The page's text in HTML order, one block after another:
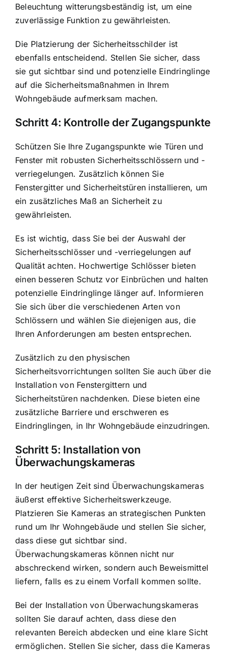
Beleuchtung witterungsbeständig ist, um eine
zuverlässige Funktion zu gewährleisten.
Die Platzierung der Sicherheitsschilder ist
ebenfalls entscheidend. Stellen Sie sicher, dass
sie gut sichtbar sind und potenzielle Eindringlinge
auf die Sicherheitsmaßnahmen in Ihrem
Wohngebäude aufmerksam machen.
Schritt 4: Kontrolle der Zugangspunkte
Schützen Sie Ihre Zugangspunkte wie Türen und
Fenster mit robusten Sicherheitsschlössern und -
verriegelungen. Zusätzlich können Sie
Fenstergitter und Sicherheitstüren installieren, um
ein zusätzliches Maß an Sicherheit zu
gewährleisten.
Es ist wichtig, dass Sie bei der Auswahl der
Sicherheitsschlösser und -verriegelungen auf
Qualität achten. Hochwertige Schlösser bieten
einen besseren Schutz vor Einbrüchen und halten
potenzielle Eindringlinge länger auf. Informieren
Sie sich über die verschiedenen Arten von
Schlössern und wählen Sie diejenigen aus, die
Ihren Anforderungen am besten entsprechen.
Zusätzlich zu den physischen
Sicherheitsvorrichtungen sollten Sie auch über die
Installation von Fenstergittern und
Sicherheitstüren nachdenken. Diese bieten eine
zusätzliche Barriere und erschweren es
Eindringlingen, in Ihr Wohngebäude einzudringen.
Schritt 5: Installation von
Überwachungskameras
In der heutigen Zeit sind Überwachungskameras
äußerst effektive Sicherheitswerkzeuge.
Platzieren Sie Kameras an strategischen Punkten
rund um Ihr Wohngebäude und stellen Sie sicher,
dass diese gut sichtbar sind.
Überwachungskameras können nicht nur
abschreckend wirken, sondern auch Beweismittel
liefern, falls es zu einem Vorfall kommen sollte.
Bei der Installation von Überwachungskameras
sollten Sie darauf achten, dass diese den
relevanten Bereich abdecken und eine klare Sicht
ermöglichen. Stellen Sie sicher, dass die Kameras